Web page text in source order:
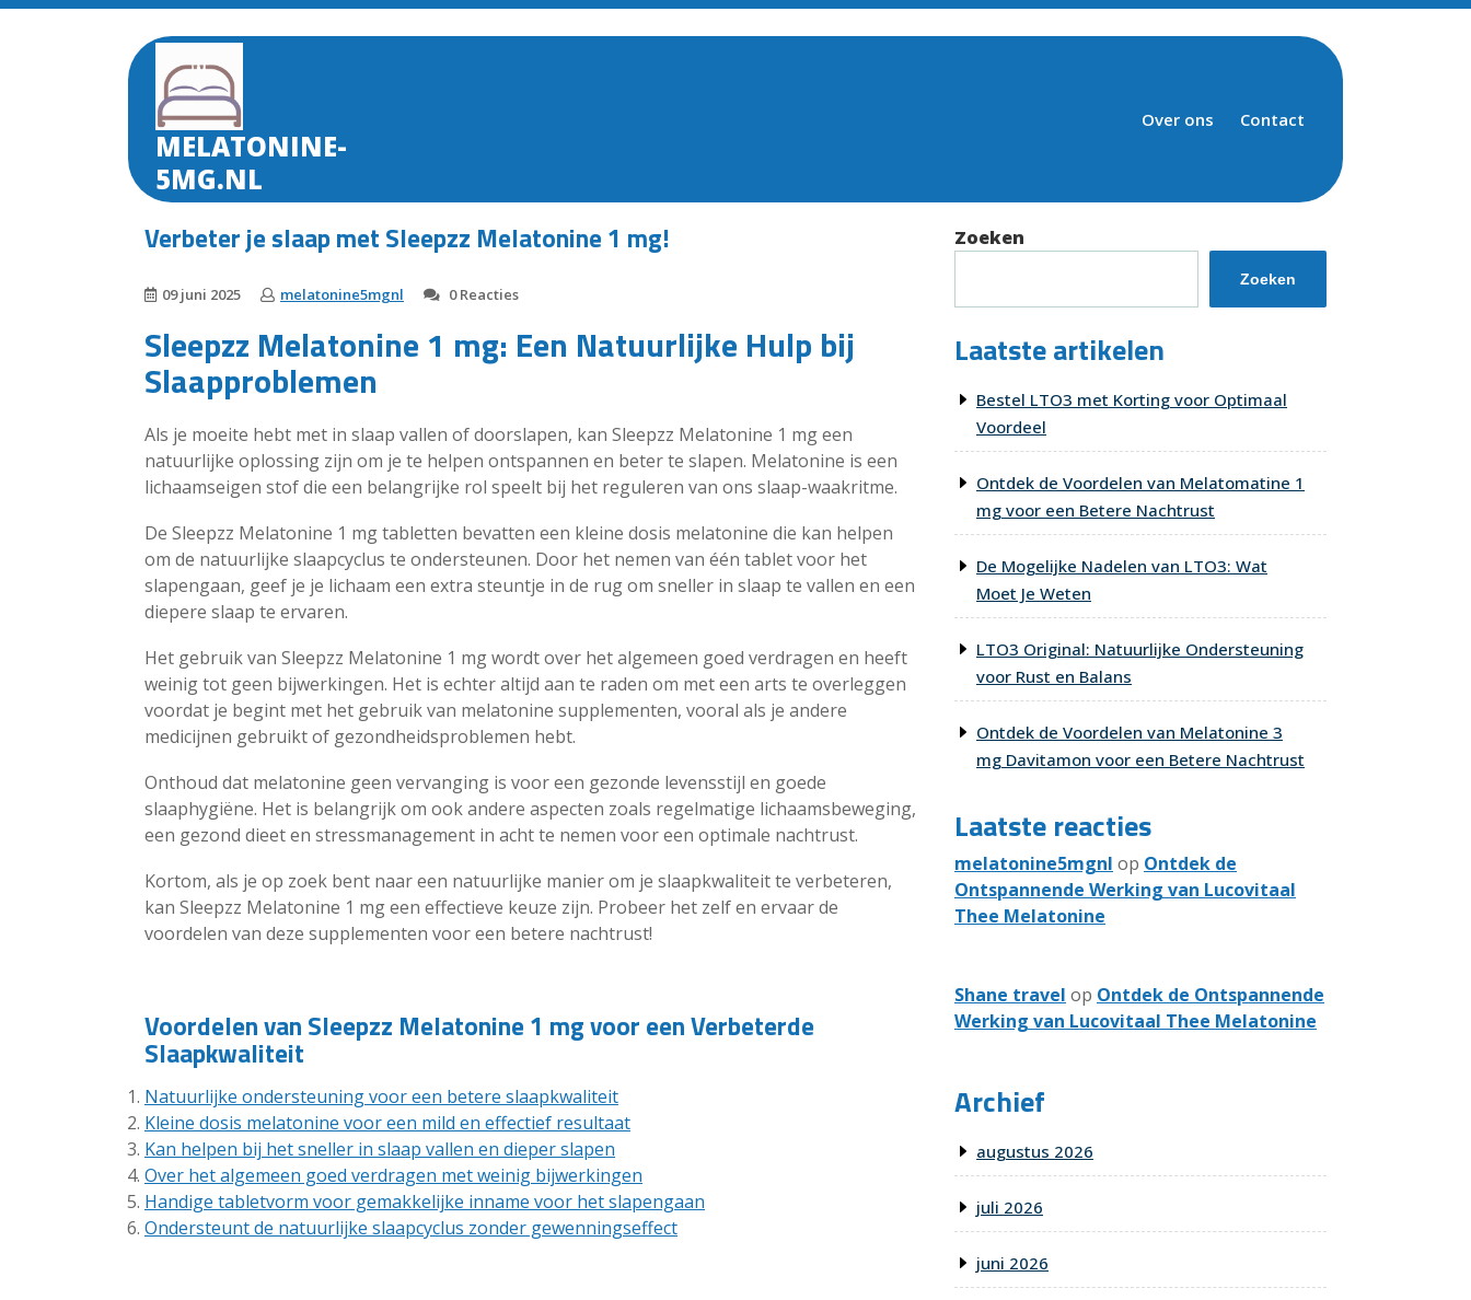
Skip
MELATONINE-
5MG.NL
Over ons Contact
Verbeter je slaap met Sleepzz Melatonine 1 mg!
09 juni 2025 melatonine5mgnl 0 Reacties
Sleepzz Melatonine 1 mg: Een Natuurlijke Hulp bij
Slaapproblemen
Als je moeite hebt met in slaap vallen of doorslapen, kan Sleepzz Melatonine 1 mg een
natuurlijke oplossing zijn om je te helpen ontspannen en beter te slapen. Melatonine is een
lichaamseigen stof die een belangrijke rol speelt bij het reguleren van ons slaap-waakritme.
De Sleepzz Melatonine 1 mg tabletten bevatten een kleine dosis melatonine die kan helpen
om de natuurlijke slaapcyclus te ondersteunen. Door het nemen van één tablet voor het
slapengaan, geef je je lichaam een extra steuntje in de rug om sneller in slaap te vallen en een
diepere slaap te ervaren.
Het gebruik van Sleepzz Melatonine 1 mg wordt over het algemeen goed verdragen en heeft
weinig tot geen bijwerkingen. Het is echter altijd aan te raden om met een arts te overleggen
voordat je begint met het gebruik van melatonine supplementen, vooral als je andere
medicijnen gebruikt of gezondheidsproblemen hebt.
Onthoud dat melatonine geen vervanging is voor een gezonde levensstijl en goede
slaaphygiëne. Het is belangrijk om ook andere aspecten zoals regelmatige lichaamsbeweging,
een gezond dieet en stressmanagement in acht te nemen voor een optimale nachtrust.
Kortom, als je op zoek bent naar een natuurlijke manier om je slaapkwaliteit te verbeteren,
kan Sleepzz Melatonine 1 mg een effectieve keuze zijn. Probeer het zelf en ervaar de
voordelen van deze supplementen voor een betere nachtrust!
Voordelen van Sleepzz Melatonine 1 mg voor een Verbeterde
Slaapkwaliteit
Natuurlijke ondersteuning voor een betere slaapkwaliteit
Kleine dosis melatonine voor een mild en effectief resultaat
Kan helpen bij het sneller in slaap vallen en dieper slapen
Over het algemeen goed verdragen met weinig bijwerkingen
Handige tabletvorm voor gemakkelijke inname voor het slapengaan
Ondersteunt de natuurlijke slaapcyclus zonder gewenningseffect
Zoeken
Zoeken
Laatste artikelen
Bestel LTO3 met Korting voor Optimaal
Voordeel
Ontdek de Voordelen van Melatomatine 1
mg voor een Betere Nachtrust
De Mogelijke Nadelen van LTO3: Wat
Moet Je Weten
LTO3 Original: Natuurlijke Ondersteuning
voor Rust en Balans
Ontdek de Voordelen van Melatonine 3
mg Davitamon voor een Betere Nachtrust
Laatste reacties
melatonine5mgnl op Ontdek de
Ontspannende Werking van Lucovitaal
Thee Melatonine
Shane travel op Ontdek de Ontspannende
Werking van Lucovitaal Thee Melatonine
Archief
augustus 2026
juli 2026
juni 2026